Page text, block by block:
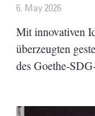
6. May 2026
Mit innovativen
überzeugten
des Goethe-